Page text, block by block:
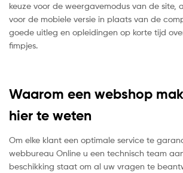
keuze voor de weergavemodus van de site,
voor de mobiele versie in plaats van de
goede uitleg en opleidingen op korte tijd
fimpjes.
Waarom een webshop
hier te weten
Om elke klant een optimale service te
webbureau Online u een technisch team
beschikking staat om al uw vragen te